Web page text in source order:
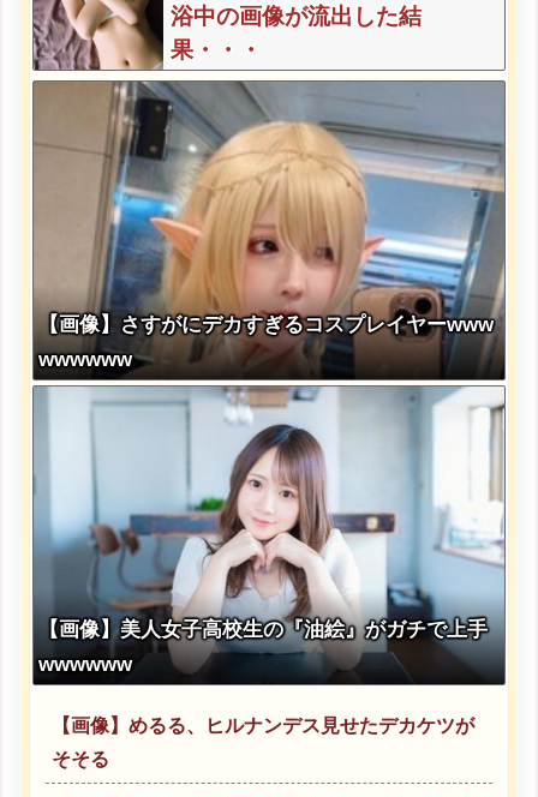
浴中の画像が流出した結
果・・・
【画像】さすがにデカすぎるコスプレイヤーwww
wwwwww
【画像】美人女子高校生の『油絵』がガチで上手
wwwwww
【画像】めるる、ヒルナンデス見せたデカケツが
そそる